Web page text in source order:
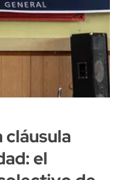
el